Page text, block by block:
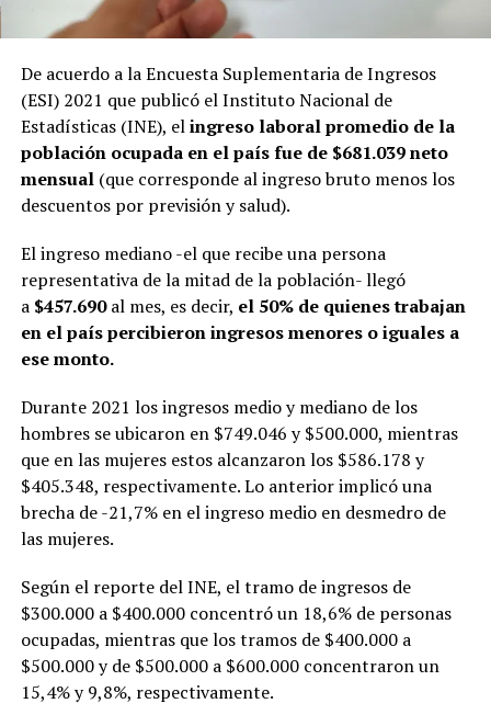
De acuerdo a la Encuesta Suplementaria de Ingresos
(ESI) 2021 que publicó el Instituto Nacional de
Estadísticas (INE), elingreso laboral promedio de la
población ocupada en el país fue de $681.039 neto
mensual(que corresponde al ingreso bruto menos los
descuentos por previsión y salud).
El ingreso mediano -el que recibe una persona
representativa de la mitad de la población- llegó
a $457.690al mes, es decir, el 50% de quienes trabajan
en el país percibieron ingresos menores o iguales a
ese monto.
Durante 2021 los ingresos medio y mediano de los
hombres se ubicaron en $749.046 y $500.000, mientras
que en las mujeres estos alcanzaron los $586.178 y
$405.348, respectivamente. Lo anterior implicó una
brecha de -21,7% en el ingreso medio en desmedro de
las mujeres.
Según el reporte del INE, el tramo de ingresos de
$300.000 a $400.000 concentró un 18,6% de personas
ocupadas, mientras que los tramos de $400.000 a
$500.000 y de $500.000 a $600.000 concentraron un
15,4% y 9,8%, respectivamente.